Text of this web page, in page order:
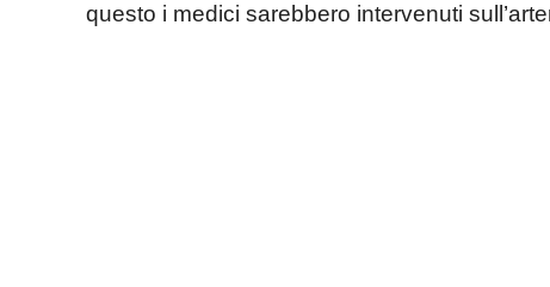
questo i medici sarebbero intervenuti